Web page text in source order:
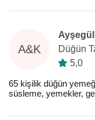
A&K
Düğün
5,0
65 kişilik düğün
süsleme, yemekler,